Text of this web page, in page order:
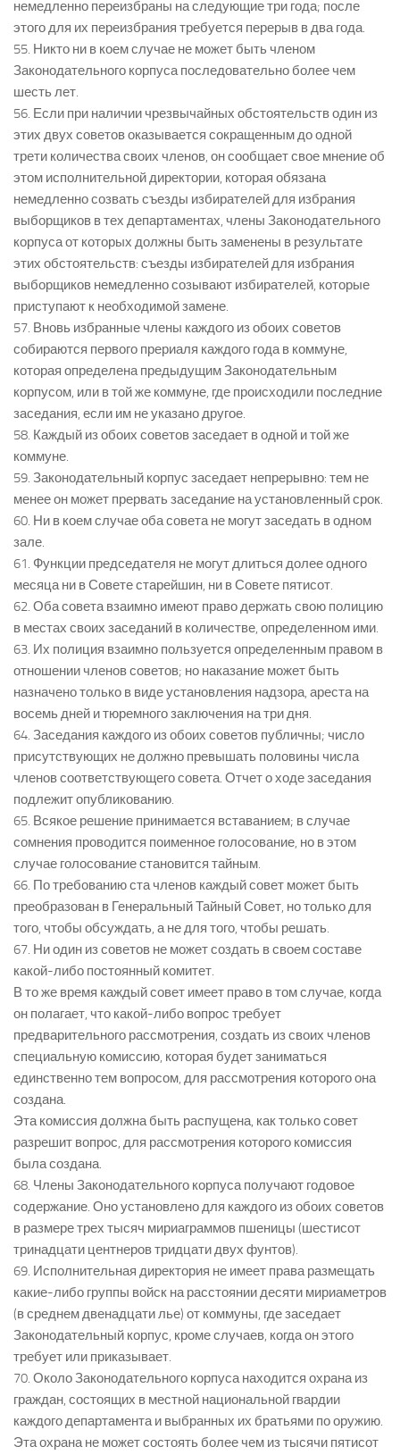
немедленно переизбраны на следующие три года; после
этого для их переизбрания требуется перерыв в два года.
55. Никто ни в коем случае не может быть членом
Законодательного корпуса последовательно более чем
шесть лет.
56. Если при наличии чрезвычайных обстоятельств один из
этих двух советов оказывается сокращенным до одной
трети количества своих членов, он сообщает свое мнение об
этом исполнительной директории, которая обязана
немедленно созвать съезды избирателей для избрания
выборщиков в тех департаментах, члены Законодательного
корпуса от которых должны быть заменены в результате
этих обстоятельств: съезды избирателей для избрания
выборщиков немедленно созывают избирателей, которые
приступают к необходимой замене.
57. Вновь избранные члены каждого из обоих советов
собираются первого прериаля каждого года в коммуне,
которая определена предыдущим Законодательным
корпусом, или в той же коммуне, где происходили последние
заседания, если им не указано другое.
58. Каждый из обоих советов заседает в одной и той же
коммуне.
59. Законодательный корпус заседает непрерывно: тем не
менее он может прервать заседание на установленный срок.
60. Ни в коем случае оба совета не могут заседать в одном
зале.
61. Функции председателя не могут длиться долее одного
месяца ни в Совете старейшин, ни в Совете пятисот.
62. Оба совета взаимно имеют право держать свою полицию
в местах своих заседаний в количестве, определенном ими.
63. Их полиция взаимно пользуется определенным правом в
отношении членов советов; но наказание может быть
назначено только в виде установления надзора, ареста на
восемь дней и тюремного заключения на три дня.
64. Заседания каждого из обоих советов публичны; число
присутствующих не должно превышать половины числа
членов соответствующего совета. Отчет о ходе заседания
подлежит опубликованию.
65. Всякое решение принимается вставанием; в случае
сомнения проводится поименное голосование, но в этом
случае голосование становится тайным.
66. По требованию ста членов каждый совет может быть
преобразован в Генеральный Тайный Совет, но только для
того, чтобы обсуждать, а не для того, чтобы решать.
67. Ни один из советов не может создать в своем составе
какой-либо постоянный комитет.
В то же время каждый совет имеет право в том случае, когда
он полагает, что какой-либо вопрос требует
предварительного рассмотрения, создать из своих членов
специальную комиссию, которая будет заниматься
единственно тем вопросом, для рассмотрения которого она
создана.
Эта комиссия должна быть распущена, как только совет
разрешит вопрос, для рассмотрения которого комиссия
была создана.
68. Члены Законодательного корпуса получают годовое
содержание. Оно установлено для каждого из обоих советов
в размере трех тысяч мириаграммов пшеницы (шестисот
тринадцати центнеров тридцати двух фунтов).
69. Исполнительная директория не имеет права размещать
какие-либо группы войск на расстоянии десяти мириаметров
(в среднем двенадцати лье) от коммуны, где заседает
Законодательный корпус, кроме случаев, когда он этого
требует или приказывает.
70. Около Законодательного корпуса находится охрана из
граждан, состоящих в местной национальной гвардии
каждого департамента и выбранных их братьями по оружию.
Эта охрана не может состоять более чем из тысячи пятисот